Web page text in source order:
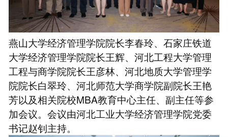
燕山大学经济管理学院院长李春玲、石家庄铁道
大学经济管理学院院长王辉、河北工程大学管理
工程与商学院院长王彦林、河北地质大学管理学
院院长白翠玲、河北师范大学商学院副院长王艳
芳以及相关院校MBA教育中心主任、副主任等参
加会议。会议由河北工业大学经济管理学院党委
书记赵钊主持。